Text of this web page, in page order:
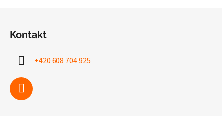
Kontakt
+420 608 704 925